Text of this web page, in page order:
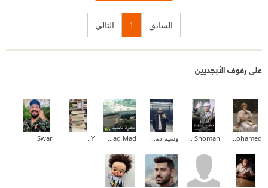
السابق 1 التالي
على رفوف الأبجديين
Aliaa Mohamed
Ayman Shoman وسيم دمشقي Wasim Dimashky Fatmad Mad
Y..
Swar